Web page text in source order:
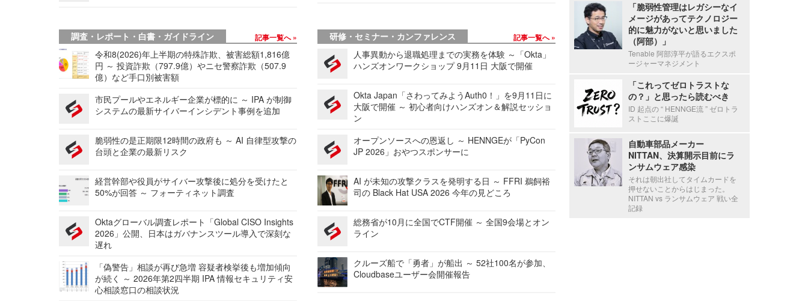
調査・レポート・白書・ガイドライン 記事一覧へ
令和8(2026)年上半期の特殊詐欺、被害総額1,816億
円 ～ 投資詐欺（797.9億）やニセ警察詐欺（507.9
億）など手口別被害額
市民プールやエネルギー企業が標的に ～ IPA が制御
システムの最新サイバーインシデント事例を追加
脆弱性の是正期限12時間の政府も ～ AI 自律型攻撃の
台頭と企業の最新リスク
経営幹部や役員がサイバー攻撃後に処分を受けたと
50%が回答 ～ フォーティネット調査
Oktaグローバル調査レポート「Global CISO Insights
2026」公開、日本はガバナンスツール導入で深刻な
遅れ
「偽警告」相談が再び急増 容疑者検挙後も増加傾向
が続く ～ 2026年第2四半期 IPA 情報セキュリティ安
心相談窓口の相談状況
研修・セミナー・カンファレンス 記事一覧へ
人事異動から退職処理までの実務を体験 ～「Okta」
ハンズオンワークショップ 9月11日 大阪で開催
Okta Japan「さわってみようAuth0！」を9月11日に
大阪で開催 ～ 初心者向けハンズオン＆解説セッショ
ン
オープンソースへの恩返し ～ HENNGEが「PyCon
JP 2026」おやつスポンサーに
AI が未知の攻撃クラスを発明する日 ～ FFRI 鵜飼裕
司の Black Hat USA 2026 今年の見どころ
総務省が10月に全国でCTF開催 ～ 全国9会場とオン
ライン
クルーズ船で「勇者」が船出 ～ 52社100名が参加、
Cloudbaseユーザー会開催報告
「脆弱性管理はレガシーなイ
メージがあってテクノロジー
的に魅力がないと思いました
（阿部）」
Tenable 阿部淳平が語るエクスポ
ージャーマネジメント
「これってゼロトラストな
の？」と思ったら読むべき
ID 起点の “ HENNGE流 ” ゼロトラ
ストここに爆誕
自動車部品メーカー
NITTAN、決算開示目前にラ
ンサムウェア感染
それは朝出社してタイムカードを
押せないことからはじまった。
NITTAN vs ランサムウェア 戦い全
記録